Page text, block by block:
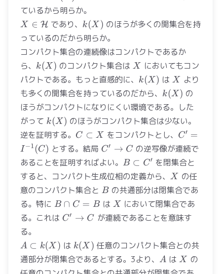
ているから明らか。
X\in\mathcal{H}
X ∈ H であり、 k(X)
k(X ) のほうが多くの開集合を持
っているのだから明らか。
コンパクト集合の連続像はコンパクトであるか
ら、 k(X)
k(X ) のコンパクト集合はX
X
においてもコン
パクトである。もっと直感的に、 k(X)
k(X ) はX
X
より
も多くの開集合を持っているのだから、 k(X)
k(X ) の
ほうがコンパクトになりにくい環境である。した
がって k(X)
k(X ) のほうがコンパクト集合は少ない。
逆を証明する。 C\subset
C ⊂ X をコンパクトとし、 C' =
I^{-1}
(C)
C′ =
I−1(C) とする。結局 C'
\to
C′ → C の逆写像が連続で
あることを証明すればよい。 B\subset
C'
B ⊂ C′ を閉集合と
すると、コンパクト生成位相の定義から、
X
X の任
意のコンパクト集合と B
Bの共通部分は閉集合であ
る。特に B\cap
C = B
B ∩ C = Bは X
X において閉集合であ
る。これは C'\to
C′ → C が連続であることを意味す
る。
A\subset
k(X)
A ⊂ k(X ) は k(X)
k(X ) 任意のコンパクト集合との共
通部分が閉集合であるとする。3より、
A
A は X
X の